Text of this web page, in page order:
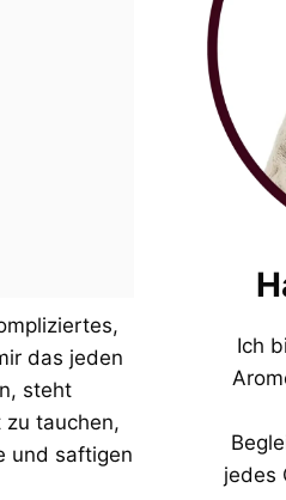
das jeden
steht
tauchen,
und saftigen
Ich
jedes